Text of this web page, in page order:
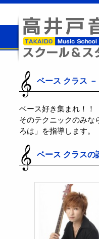
高井戸音楽スクール＆ス
ベース クラス
ベース好き集まれ！！
そのテクニックのみな
ろは」を指導します。
ベース クラスの